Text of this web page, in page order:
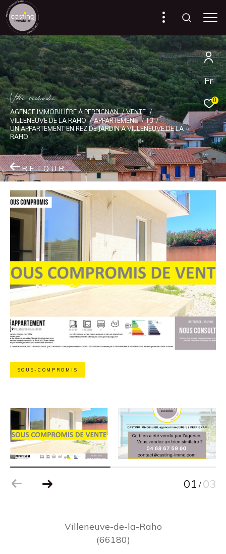
Fr
0
Vore recece
AGENCE IMMOBILIÈRE À PERPIGNAN
VENTE
VILLENEUVE DE LA RAHO
APPARTEMENT
T3
UN APPARTEMENT EN REZ DE JARDIN A VILLENEUVE DE LA
RAHO
RETOUR
SOUS-COMPROMIS
01 / 03
Villeneuve-de-la-Raho
(66180)